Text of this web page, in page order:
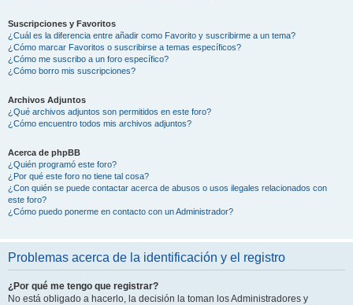
Suscripciones y Favoritos
¿Cuál es la diferencia entre añadir como Favorito y suscribirme a un tema?
¿Cómo marcar Favoritos o suscribirse a temas específicos?
¿Cómo me suscribo a un foro específico?
¿Cómo borro mis suscripciones?
Archivos Adjuntos
¿Qué archivos adjuntos son permitidos en este foro?
¿Cómo encuentro todos mis archivos adjuntos?
Acerca de phpBB
¿Quién programó este foro?
¿Por qué este foro no tiene tal cosa?
¿Con quién se puede contactar acerca de abusos o usos ilegales relacionados con
este foro?
¿Cómo puedo ponerme en contacto con un Administrador?
Problemas acerca de la identificación y el registro
¿Por qué me tengo que registrar?
No está obligado a hacerlo, la decisión la toman los Administradores y